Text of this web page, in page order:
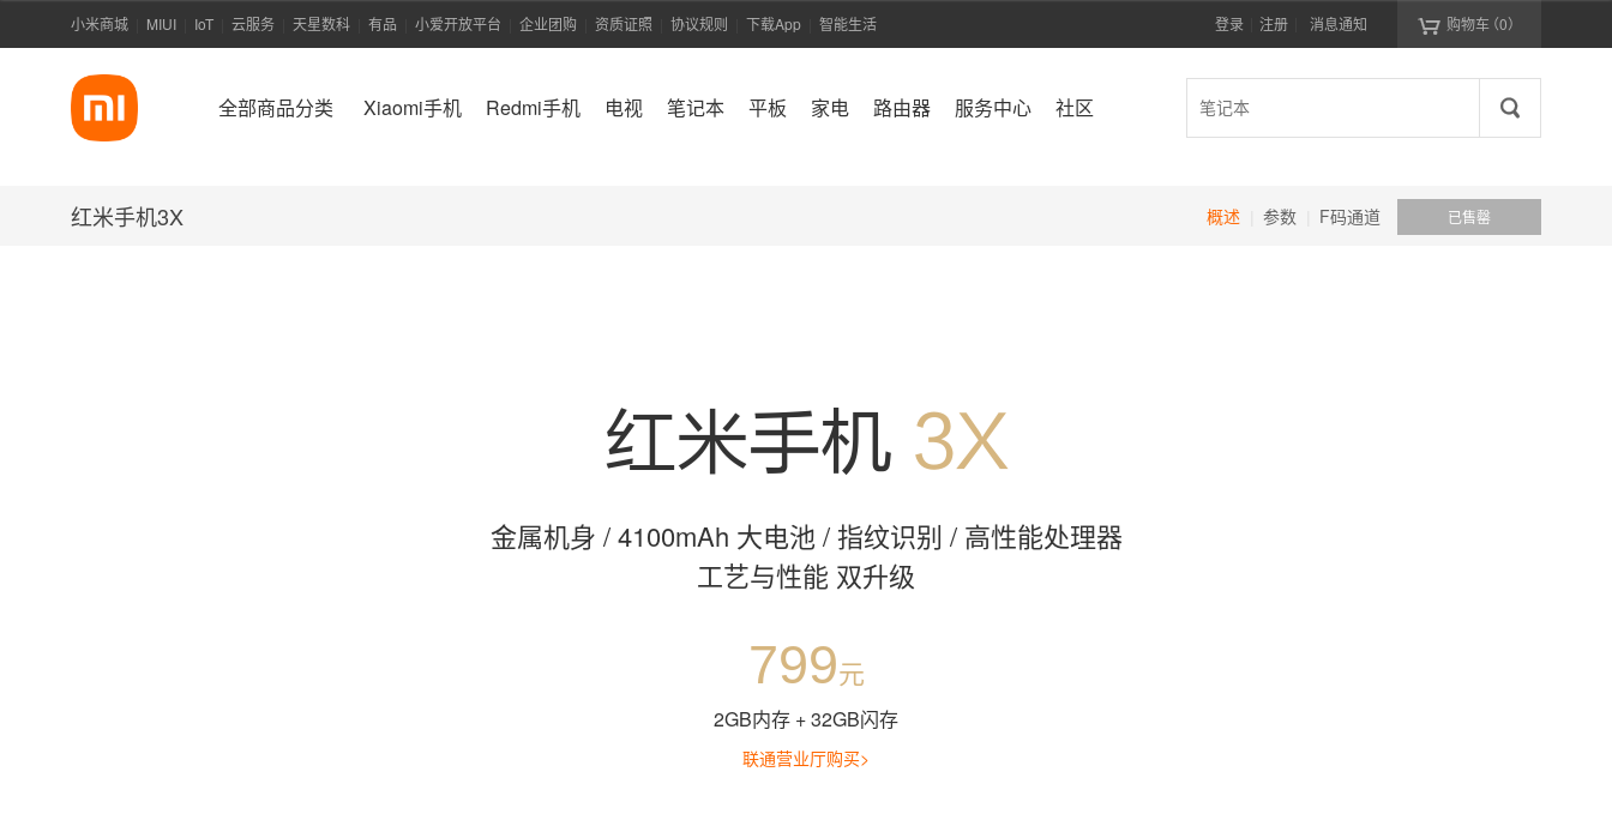
小米商城 MIUI IoT 云服务 天星数科 有品 小爱开放平台 企业团购 资质证照 协议规则 下载App 智能生活  购物车（0）
登录 注册 消息通知
全部商品分类 Xiaomi手机 Redmi手机 电视 笔记本 平板 家电 路由器 服务中心 社区
红米手机3X 概述 参数 F码通道 已售罄
红米手机 3X
金属机身 / 4100mAh 大电池 / 指纹识别 / 高性能处理器
工艺与性能 双升级
799元
2GB内存 + 32GB闪存
联通营业厅购买>